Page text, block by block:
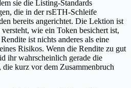
sie die Listing-Standards
die in der rsETH-Schleife
bereits angerichtet. Die Lektion ist
wie ein Token besichert ist,
ist nichts anderes als eine
Risikos. Wenn die Rendite zu gut
ihr wahrscheinlich gerade die
kurz vor dem Zusammenbruch